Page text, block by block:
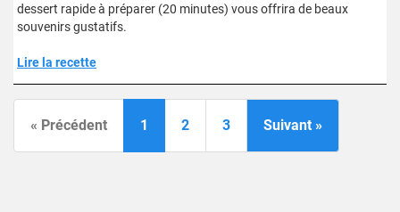
dessert rapide à préparer (20 minutes) vous offrira de beaux
souvenirs gustatifs.
Lire la recette
« Précédent 1 2 3 Suivant »